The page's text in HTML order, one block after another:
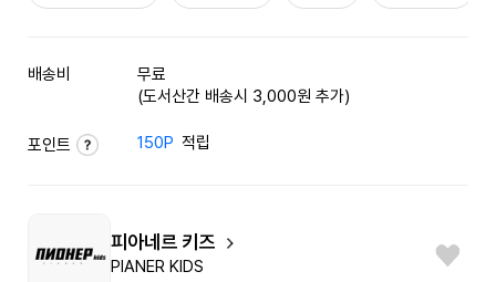
배송비
무료
(도서산간 배송시 3,000원 추가)
포인트 150P 적립
피아네르 키즈
PIANER KIDS